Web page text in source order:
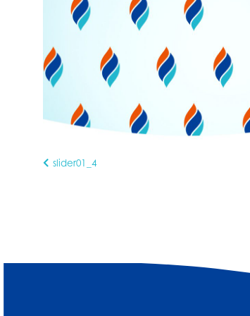
slider01_4